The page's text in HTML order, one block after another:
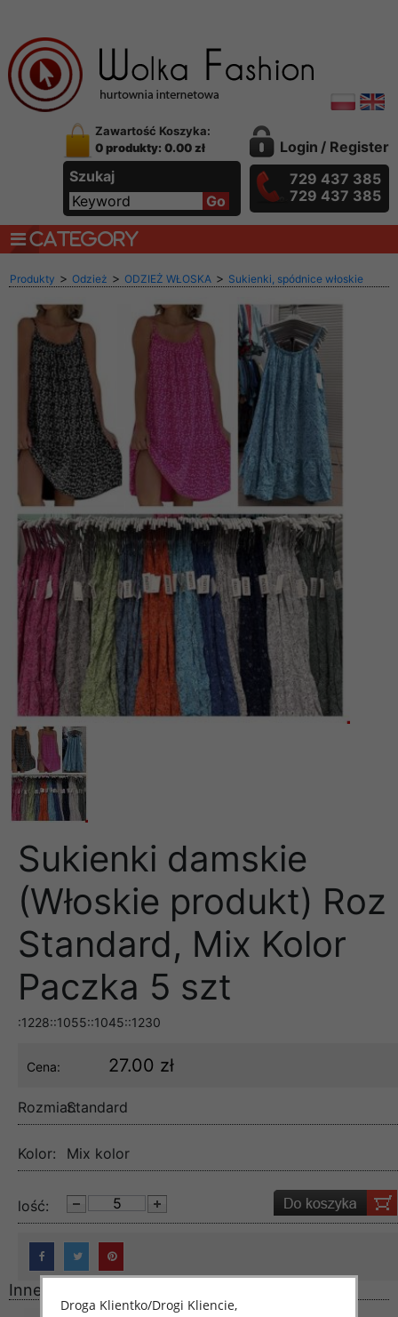
Zawartość Koszyka:
0 produkty: 0.00 zł
Szukaj
Login / Register
729 437 385
729 437 385
CATEGORY
Produkty > Odzież > ODZIEŻ WŁOSKA > Sukienki, spódnice włoskie
Sukienki damskie
(Włoskie produkt) Roz
Standard, Mix Kolor
Paczka 5 szt
:1228::1055::1045::1230
Cena: 27.00 zł
Rozmiar:Standard
Kolor: Mix kolor
lość:
Inne produkty
Droga Klientko/Drogi Kliencie,